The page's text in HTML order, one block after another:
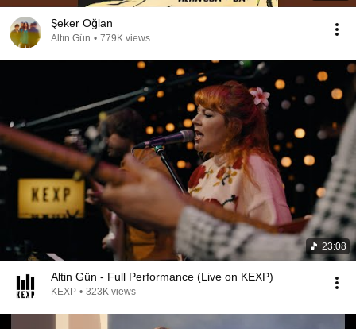
Şeker Oğlan
Altın Gün • 779K views
23:08
Altin Gün - Full Performance (Live on KEXP)
KEXP • 323K views